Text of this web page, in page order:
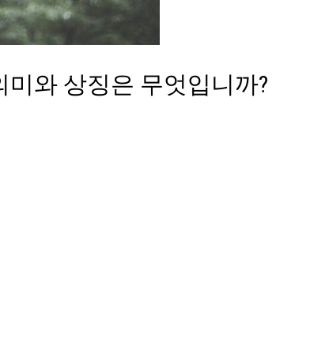
미와 상징은 무엇입니까?